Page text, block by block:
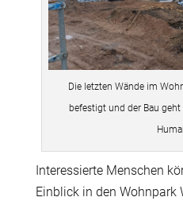
Die letzten Wände im
befestigt und der Bau
Interessierte Menschen
Einblick in den Wohnpark